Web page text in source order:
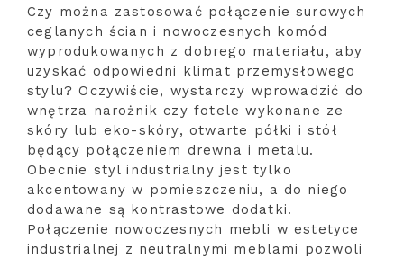
Czy można zastosować połączenie surowych
ceglanych ścian i nowoczesnych komód
wyprodukowanych z dobrego materiału, aby
uzyskać odpowiedni klimat przemysłowego
stylu? Oczywiście, wystarczy wprowadzić do
wnętrza narożnik czy fotele wykonane ze
skóry lub eko-skóry, otwarte półki i stół
będący połączeniem drewna i metalu.
Obecnie styl industrialny jest tylko
akcentowany w pomieszczeniu, a do niego
dodawane są kontrastowe dodatki.
Połączenie nowoczesnych mebli w estetyce
industrialnej z neutralnymi meblami pozwoli